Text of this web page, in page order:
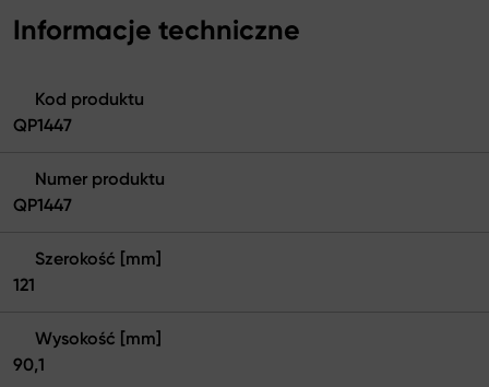
Informacje techniczne
Kod produktu
QP1447
Numer produktu
QP1447
Szerokość [mm]
121
Wysokość [mm]
90,1